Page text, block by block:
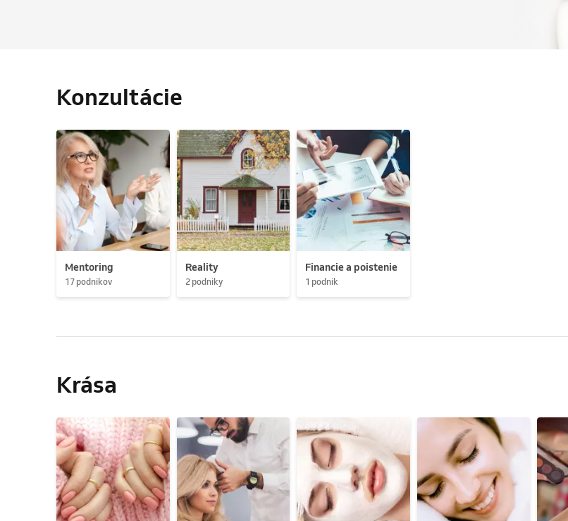
Konzultácie
Mentoring
17 podnikov
Reality
2 podniky
Financie a poistenie
1 podnik
Krása